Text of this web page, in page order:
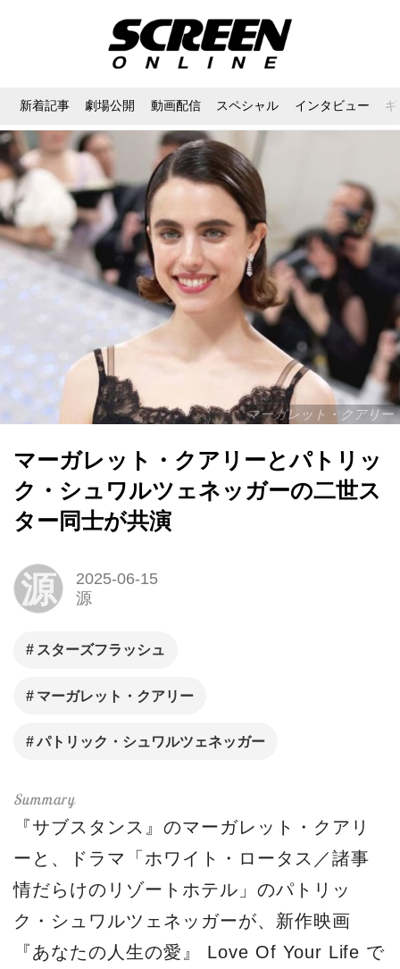
新着記事 劇場公開 動画配信 スペシャル インタビュー
マーガレット・クアリー
マーガレット・クアリーとパトリッ
ク・シュワルツェネッガーの二世ス
ター同士が共演
源
2025-06-15
源
スターズフラッシュ
マーガレット・クアリー
パトリック・シュワルツェネッガー
『サブスタンス』のマーガレット・クアリ
ーと、ドラマ「ホワイト・ロータス／諸事
情だらけのリゾートホテル」のパトリッ
ク・シュワルツェネッガーが、新作映画
『あなたの人生の愛』 Love Of Your Life で